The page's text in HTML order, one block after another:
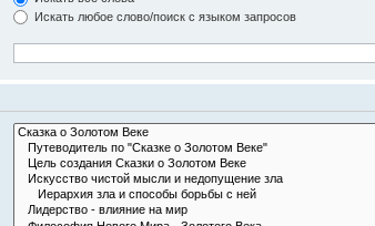
Искать любое слово/поиск с языком запросов